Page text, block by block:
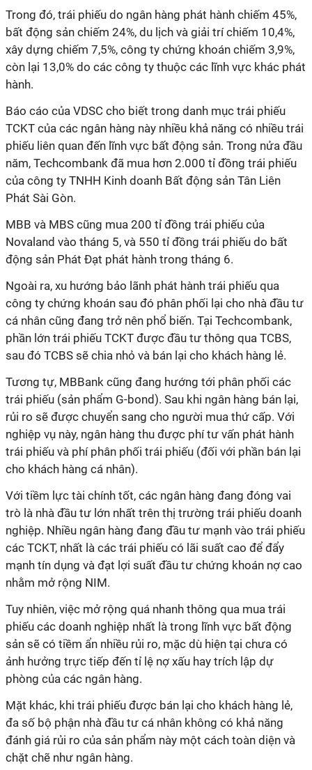
Trong đó, trái phiếu do ngân hàng phát hành chiếm 45%,
bất động sản chiếm 24%, du lịch và giải trí chiếm 10,4%,
xây dựng chiếm 7,5%, công ty chứng khoán chiếm 3,9%,
còn lại 13,0% do các công ty thuộc các lĩnh vực khác phát
hành.
Báo cáo của VDSC cho biết trong danh mục trái phiếu
TCKT của các ngân hàng này nhiều khả năng có nhiều trái
phiếu liên quan đến lĩnh vực bất động sản. Trong nửa đầu
năm, Techcombank đã mua hơn 2.000 tỉ đồng trái phiếu
của công ty TNHH Kinh doanh Bất động sản Tân Liên
Phát Sài Gòn.
MBB và MBS cũng mua 200 tỉ đồng trái phiếu của
Novaland vào tháng 5, và 550 tỉ đồng trái phiếu do bất
động sản Phát Đạt phát hành trong tháng 6.
Ngoài ra, xu hướng bảo lãnh phát hành trái phiếu qua
công ty chứng khoán sau đó phân phối lại cho nhà đầu tư
cá nhân cũng đang trở nên phổ biến. Tại Techcombank,
phần lớn trái phiếu TCKT được đầu tư thông qua TCBS,
sau đó TCBS sẽ chia nhỏ và bán lại cho khách hàng lẻ.
Tương tự, MBBank cũng đang hướng tới phân phối các
trái phiếu (sản phẩm G-bond). Sau khi ngân hàng bán lại,
rủi ro sẽ được chuyển sang cho người mua thứ cấp. Với
nghiệp vụ này, ngân hàng thu được phí tư vấn phát hành
trái phiếu và phí phân phối trái phiếu (đối với phần bán lại
cho khách hàng cá nhân).
Với tiềm lực tài chính tốt, các ngân hàng đang đóng vai
trò là nhà đầu tư lớn nhất trên thị trường trái phiếu doanh
nghiệp. Nhiều ngân hàng đang đầu tư mạnh vào trái phiếu
các TCKT, nhất là các trái phiếu có lãi suất cao để đẩy
mạnh tín dụng và đạt lợi suất đầu tư chứng khoán nợ cao
nhằm mở rộng NIM.
Tuy nhiên, việc mở rộng quá nhanh thông qua mua trái
phiếu các doanh nghiệp nhất là trong lĩnh vực bất động
sản sẽ có tiềm ẩn nhiều rủi ro, mặc dù hiện tại chưa có
ảnh hưởng trực tiếp đến tỉ lệ nợ xấu hay trích lập dự
phòng của các ngân hàng.
Mặt khác, khi trái phiếu được bán lại cho khách hàng lẻ,
đa số bộ phận nhà đầu tư cá nhân không có khả năng
đánh giá rủi ro của sản phẩm này một cách toàn diện và
chặt chẽ như ngân hàng.